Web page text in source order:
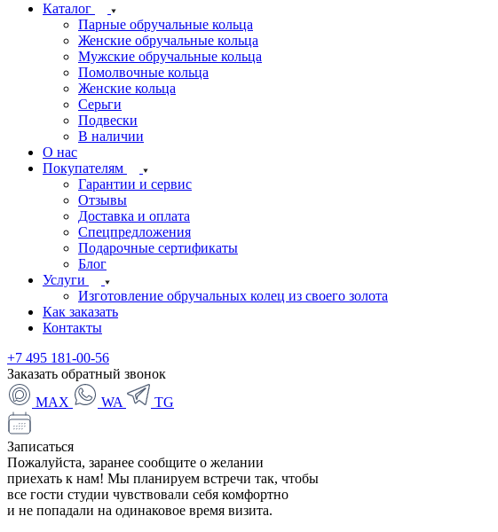
Каталог
Парные обручальные кольца
Женские обручальные кольца
Мужские обручальные кольца
Помолвочные кольца
Женские кольца
Серьги
Подвески
В наличии
О нас
Покупателям
Гарантии и сервис
Отзывы
Доставка и оплата
Спецпредложения
Подарочные сертификаты
Блог
Услуги
Изготовление обручальных колец из своего золота
Как заказать
Контакты
+7 495 181-00-56
Заказать обратный звонок
MAX
WA TG
Записаться
Пожалуйста, заранее сообщите о желании
приехать к нам! Мы планируем встречи так, чтобы
все гости студии чувствовали себя комфортно
и не попадали на одинаковое время визита.